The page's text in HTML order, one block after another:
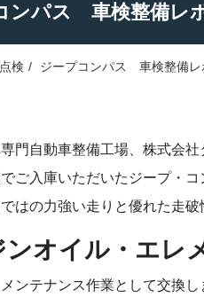
ンパス 車検整備レ
検 ジープコンパス 車検整備レ
門自動車整備工場、株式会社
ご入庫いただいたジープ・コ
はの力強い走りと優れた走
ンオイル・エレ
ンテナンス作業として交換